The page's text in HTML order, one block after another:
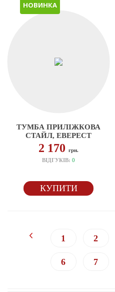
НОВИНКА
ТУМБА ПРИЛІЖКОВА
СТАЙЛ, ЕВЕРЕСТ
2 170грн.
ВІДГУКІВ:0
КУПИТИ
1 2
6 7